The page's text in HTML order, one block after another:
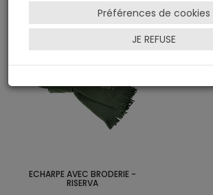
Filtrer
ECHARPE AVEC BRODERIE -
RISERVA
Préférences de cookies
JE REFUSE